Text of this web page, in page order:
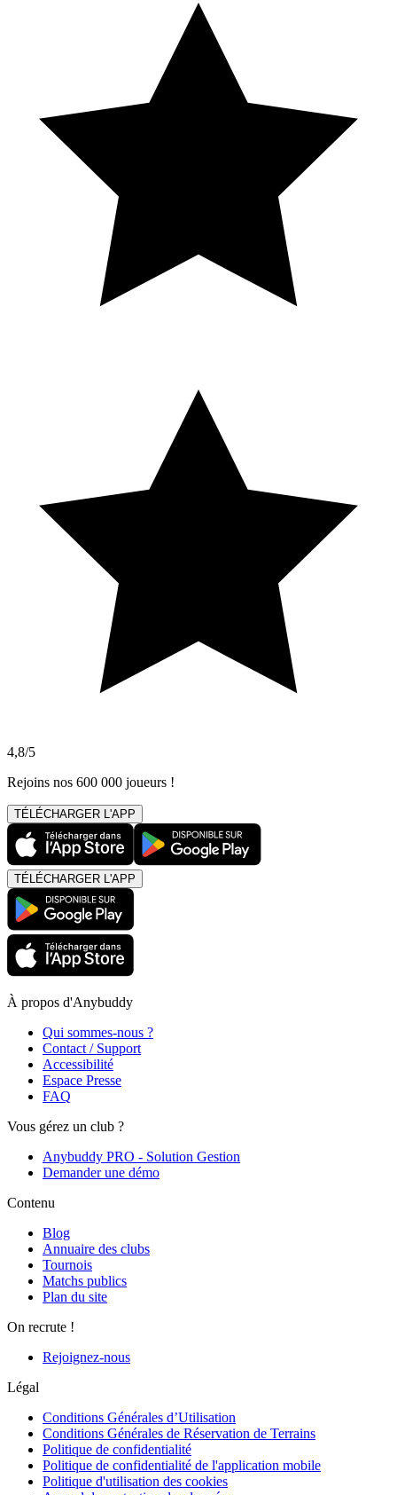
4,8/5
Rejoins nos 600 000 joueurs !
TÉLÉCHARGER L'APP
TÉLÉCHARGER L'APP
À propos d'Anybuddy
Qui sommes-nous ?
Contact / Support
Accessibilité
Espace Presse
FAQ
Vous gérez un club ?
Anybuddy PRO - Solution Gestion
Demander une démo
Contenu
Blog
Annuaire des clubs
Tournois
Matchs publics
Plan du site
On recrute !
Rejoignez-nous
Légal
Conditions Générales d’Utilisation
Conditions Générales de Réservation de Terrains
Politique de confidentialité
Politique de confidentialité de l'application mobile
Politique d'utilisation des cookies